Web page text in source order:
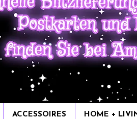
ACCESSOIRES HOME +